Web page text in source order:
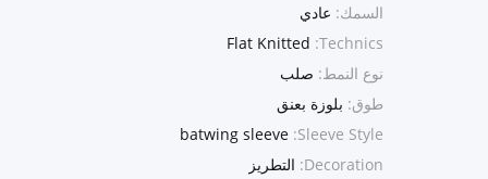
السمك: عادي
Technics:
Flat Knitted
نوع النمط: صلب
طوق: بلوزة بعنق
Sleeve Style:
batwing sleeve
Decoration: التطريز